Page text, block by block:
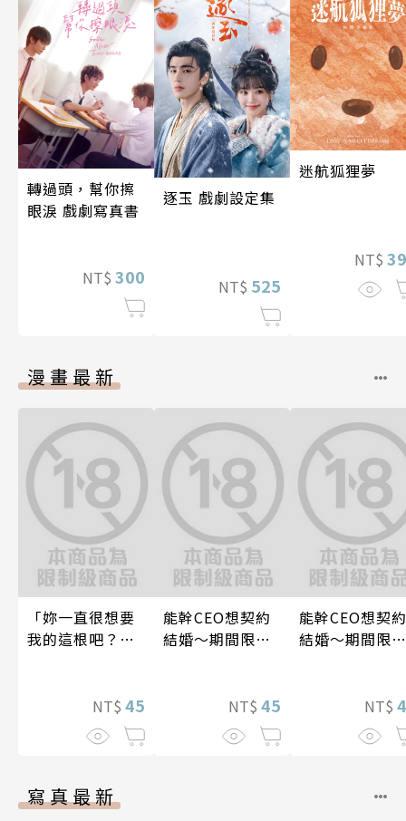
轉過頭，幫你擦
眼淚 戲劇寫真書
NT$ 300
逐玉 戲劇設定集
NT$ 525
迷航狐狸夢
NT$
漫畫最新
「妳一直很想要
我的這根吧？」
續絕頂升天一個
月(第15話)
NT$ 45
能幹CEO想契約
結婚～期間限定
NT$ 45
能幹CEO想契約
結婚～期間限定
NT$
寫真最新